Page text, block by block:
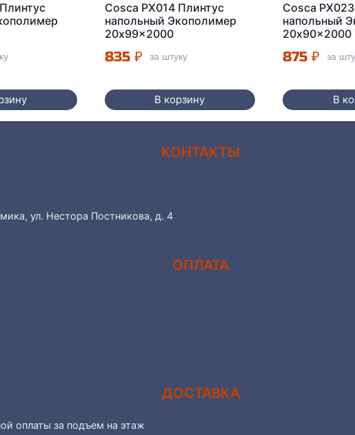
Cosca PX014 Плинтус
напольный Экополимер
20x99x2000
835 ₽ за штуку
В корзину
Cosca
напольный
20x90x2000
875₽ за
В
КОНТАКТЫ
ул. Нестора Постникова, д. 4
ОПЛАТА
ДОСТАВКА
оплаты за подъем на этаж